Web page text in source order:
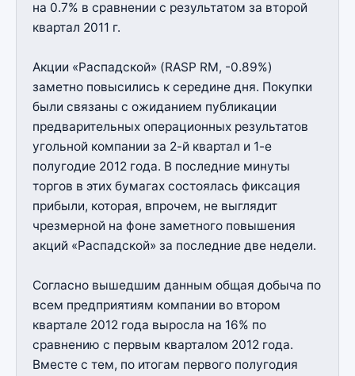
на 0.7% в сравнении с результатом за второй
квартал 2011 г.
Акции «Распадской» (RASP RM, -0.89%)
заметно повысились к середине дня. Покупки
были связаны с ожиданием публикации
предварительных операционных результатов
угольной компании за 2-й квартал и 1-е
полугодие 2012 года. В последние минуты
торгов в этих бумагах состоялась фиксация
прибыли, которая, впрочем, не выглядит
чрезмерной на фоне заметного повышения
акций «Распадской» за последние две недели.
Согласно вышедшим данным общая добыча по
всем предприятиям компании во втором
квартале 2012 года выросла на 16% по
сравнению с первым кварталом 2012 года.
Вместе с тем, по итогам первого полугодия